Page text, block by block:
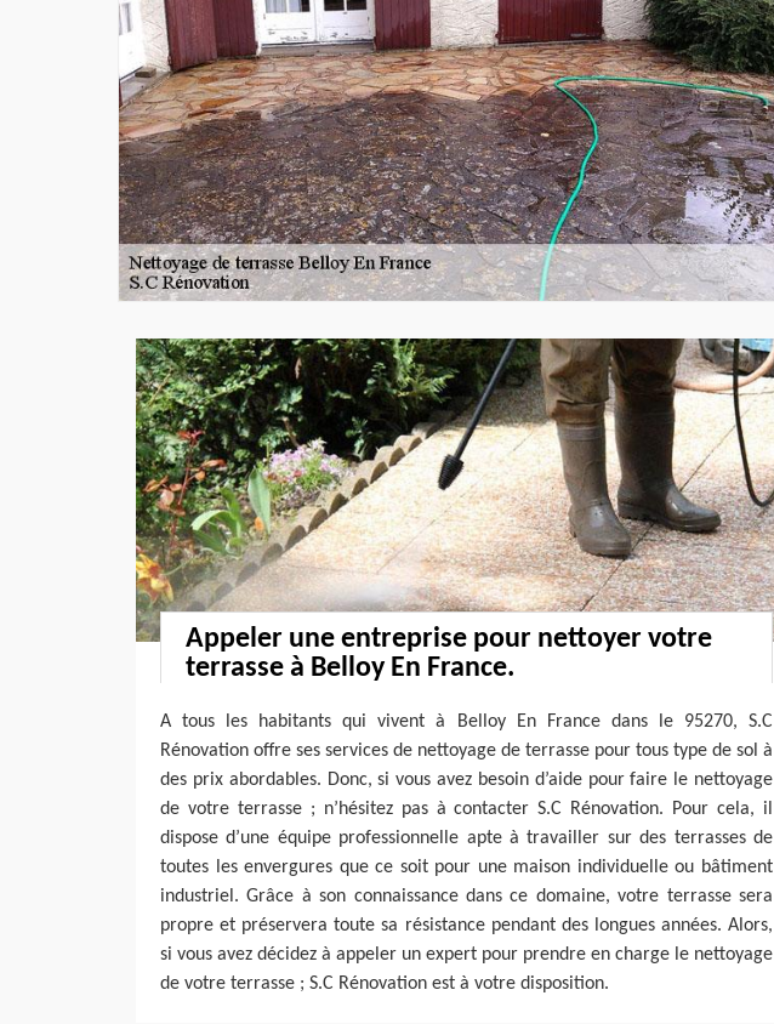
Appeler une entreprise pour nettoyer votre
terrasse à Belloy En France.
A tous les habitants qui vivent à Belloy En France dans le 95270, S.C
Rénovation offre ses services de nettoyage de terrasse pour tous type de sol à
des prix abordables. Donc, si vous avez besoin d’aide pour faire le nettoyage
de votre terrasse ; n’hésitez pas à contacter S.C Rénovation. Pour cela, il
dispose d’une équipe professionnelle apte à travailler sur des terrasses de
toutes les envergures que ce soit pour une maison individuelle ou bâtiment
industriel. Grâce à son connaissance dans ce domaine, votre terrasse sera
propre et préservera toute sa résistance pendant des longues années. Alors,
si vous avez décidez à appeler un expert pour prendre en charge le nettoyage
de votre terrasse ; S.C Rénovation est à votre disposition.